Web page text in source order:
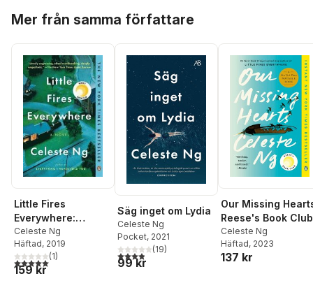
Mer från samma författare
Little Fires
Everywhere:
Reese's Book Club
Celeste Ng
Häftad, 2019
5,0utav 5 stjärnor. Totalt antal röster:
(1)
159 kr
Säg inget om Lydia
Celeste Ng
Pocket, 2021
3,9utav 5 stjärnor. Totalt antal röster:
(19)
99 kr
Our Missing
Reese's Book Club
Celeste Ng
Häftad, 2023
137 kr